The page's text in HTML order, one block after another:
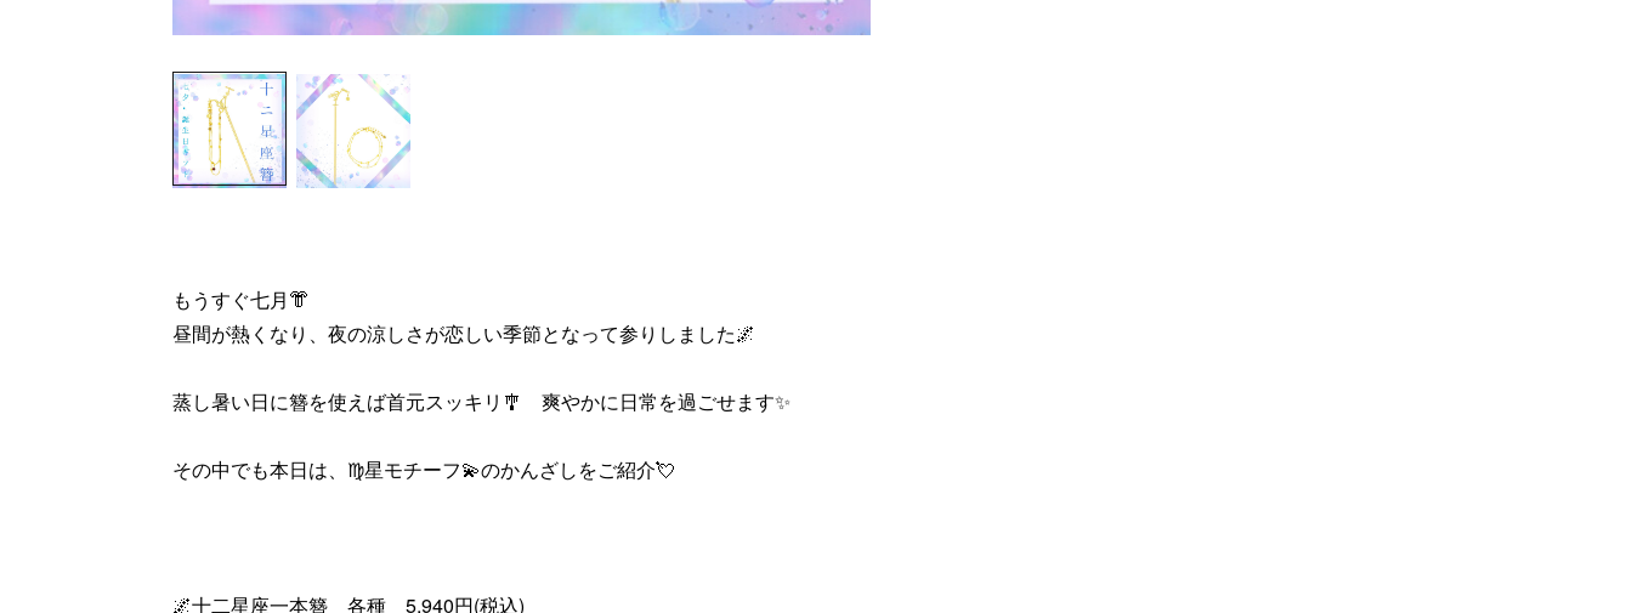
もうすぐ七月👘
昼間が熱くなり、夜の涼しさが恋しい季節となって参りしました🌌
蒸し暑い日に簪を使えば首元スッキリ🎐 爽やかに日常を過ごせます✨
その中でも本日は、♍️星モチーフ💫のかんざしをご紹介💘
🌌十二星座一本簪 各種 5,940円(税込)